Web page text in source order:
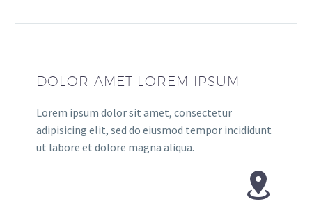
DOLOR AMET LOREM IPSUM
Lorem ipsum dolor sit amet, consectetur
adipisicing elit, sed do eiusmod tempor incididunt
ut labore et dolore magna aliqua.

